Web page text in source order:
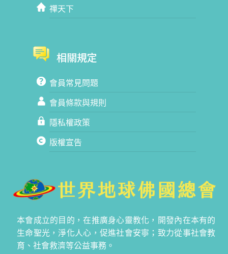
禪天下
相關規定
會員常見問題
會員條款與規則
隱私權政策
版權宣告
本會成立的目的，在推廣身心靈教化，開發內在本有的
生命聖光，淨化人心，促進社會安寧；致力從事社會教
育、社會救濟等公益事務。